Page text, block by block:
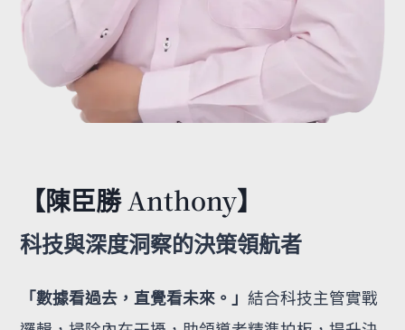
【陳臣勝 Anthony】
科技與深度洞察的決策領航者
「數據看過去，直覺看未來。」結合科技主管實戰